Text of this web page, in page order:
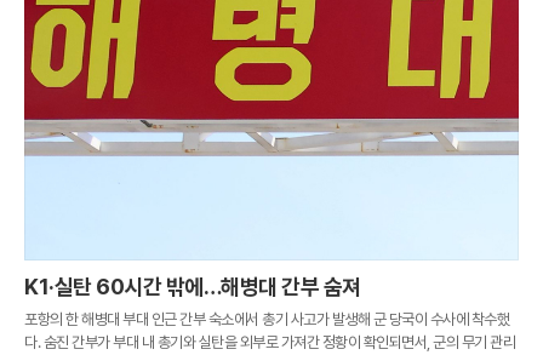
K1·실탄 60시간 밖에…해병대 간부 숨져
포항의 한 해병대 부대 인근 간부 숙소에서 총기 사고가 발생해 군 당국이 수사에 착수했
다. 숨진 간부가 부대 내 총기와 실탄을 외부로 가져간 정황이 확인되면서, 군의 무기 관리